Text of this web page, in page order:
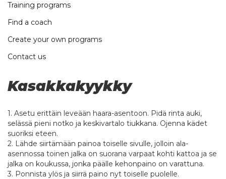
Training programs
Find a coach
Create your own programs
Contact us
Kasakkakyykky
1. Asetu erittäin leveään haara-asentoon. Pidä rinta auki,
selässä pieni notko ja keskivartalo tiukkana. Ojenna kädet
suoriksi eteen.
2. Lähde siirtämään painoa toiselle sivulle, jolloin ala-
asennossa toinen jalka on suorana varpaat kohti kattoa ja se
jalka on koukussa, jonka päälle kehonpaino on varattuna.
3. Ponnista ylös ja siirrä paino nyt toiselle puolelle.